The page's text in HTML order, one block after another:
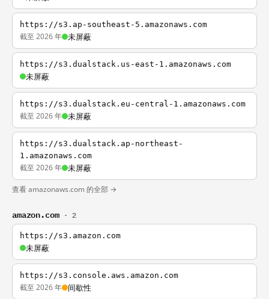
https://s3.ap-southeast-5.amazonaws.com
截至 2026 年 未屏蔽
https://s3.dualstack.us-east-1.amazonaws.com
未屏蔽
https://s3.dualstack.eu-central-1.amazonaws.com
截至 2026 年 未屏蔽
https://s3.dualstack.ap-northeast-
1.amazonaws.com
截至 2026 年 未屏蔽
查看 amazonaws.com 的全部 →
amazon.com · 2
https://s3.amazon.com
未屏蔽
https://s3.console.aws.amazon.com
截至 2026 年 间歇性